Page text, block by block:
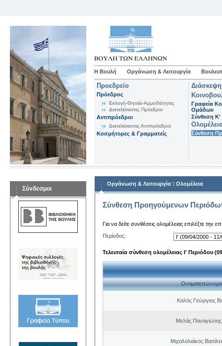
Η Βουλή Οργάνωση & Λειτουργία
Προεδρείο
Πρόεδρος
Εκλογή-Θητεία-Αρμοδιότητες
Διατελέσαντες Πρόεδροι
Αντιπρόεδροι
Διατελέσαντες Αντιπρόεδροι
Κοσμήτορες & Γραμματείς
Γραφεία
Ομάδων
Σύνθεση K'
Σύνθεση
Σύνδεσμοι
Οργάνωση & Λειτουργία : Ολομέλεια
Σύνθεση Προηγούμενων
Για να δείτε συνθέσεις ολομέλειας επιλέξτε την
Περίοδος:
Τελευταία σύνθεση ολομέλειας Ι' Περιόδου
Ονοματεπώνυμο
Καλός Γεώργιος
Μελάς
Μιχαλολιάκος